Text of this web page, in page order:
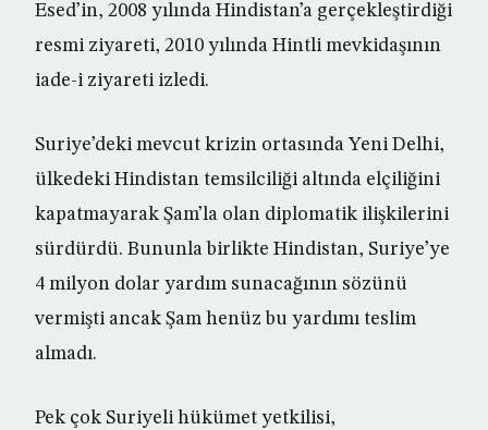
Esed’in, 2008 yılında Hindistan’a gerçekleştirdiği
resmi ziyareti, 2010 yılında Hintli mevkidaşının
iade-i ziyareti izledi.
Suriye’deki mevcut krizin ortasında Yeni Delhi,
ülkedeki Hindistan temsilciliği altında elçiliğini
kapatmayarak Şam’la olan diplomatik ilişkilerini
sürdürdü. Bununla birlikte Hindistan, Suriye’ye
4 milyon dolar yardım sunacağının sözünü
vermişti ancak Şam henüz bu yardımı teslim
almadı.
Pek çok Suriyeli hükümet yetkilisi,